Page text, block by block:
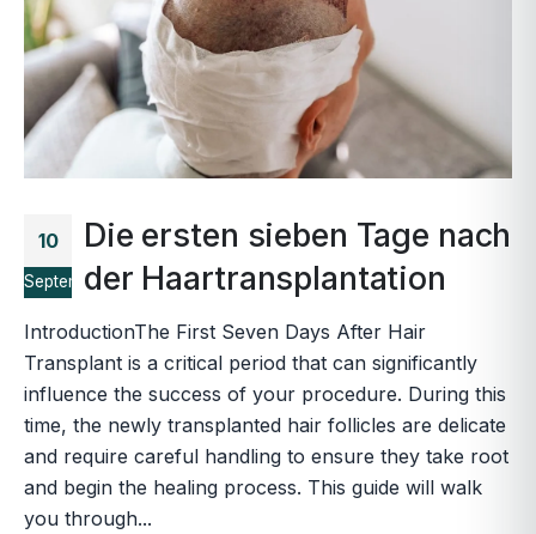
10
September
Die ersten sieben Tage nach
der Haartransplantation
IntroductionThe First Seven Days After Hair
Transplant is a critical period that can significantly
influence the success of your procedure. During this
time, the newly transplanted hair follicles are delicate
and require careful handling to ensure they take root
and begin the healing process. This guide will walk
you through...